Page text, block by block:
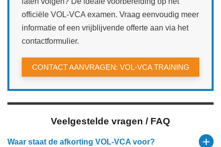
officiële VOL-VCA examen. Vraag eenvoudig meer
informatie of een vrijblijvende offerte aan via het
contactformulier.
CONTACT AANVRAGEN: VOL‑VCA TRAINING
Veelgestelde vragen / FAQ
Waar staat de afkorting VOL-VCA voor?